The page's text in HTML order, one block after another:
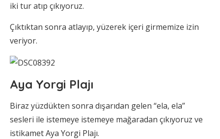
iki tur atıp çıkıyoruz.
Çıktıktan sonra atlayıp, yüzerek içeri girmemize izin
veriyor.
Aya Yorgi Plajı
Biraz yüzdükten sonra dışarıdan gelen “ela, ela”
sesleri ile istemeye istemeye mağaradan çıkıyoruz ve
istikamet Aya Yorgi Plajı.